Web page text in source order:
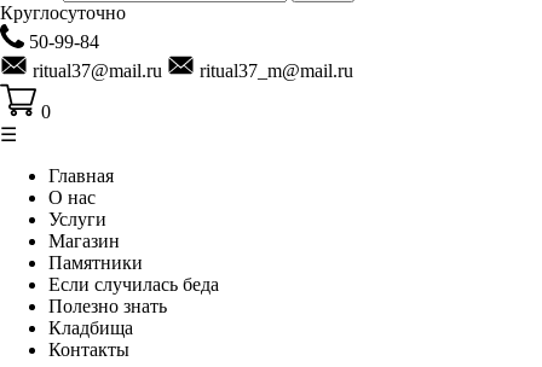
Круглосуточно
50-99-84
ritual37@mail.ru
ritual37_m@mail.ru
0
☰
Главная
О нас
Услуги
Магазин
Памятники
Если случилась беда
Полезно знать
Кладбища
Контакты